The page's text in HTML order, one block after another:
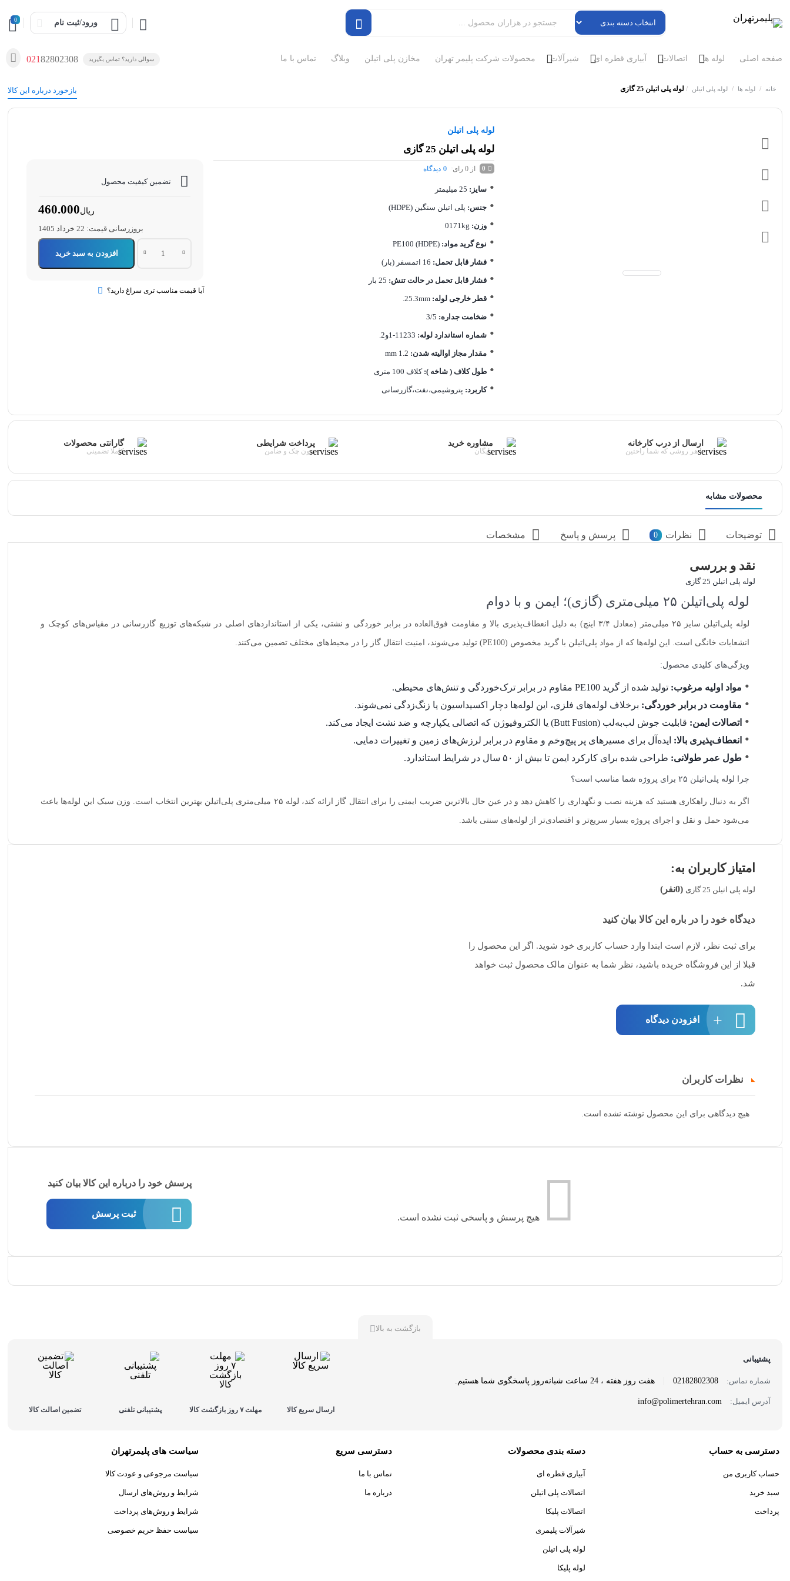
ورود/ثبت نام 0
صفحه اصلی لوله ها اتصالات آبیاری قطره ای شیرآلات محصولات شرکت پلیمر تهران مخازن پلی اتیلن وبلاگ تماس با ما سوالی دارید؟ تماس بگیرید 02182802308
بازخورد درباره این کالا خانه / لوله ها / لوله پلی اتیلن / لوله پلی اتیلن 25 گازی
لوله پلی اتیلن
لوله پلی اتیلن 25 گازی
0 از 0 رای 0 دیدگاه
سایز:
جنس: پلی اتیلن سنگین (HDPE)
وزن:
نوع گرید مواد: PE100 (HDPE)
فشار قابل تحمل:
فشار قابل تحمل در حالت تنش:
قطر خارجی لوله: 25.3mm.
ضخامت جداره:
شماره استاندارد لوله:
مقدار مجاز اوالیته شدن:
طول کلاف ( شاخه ): کلاف 100 متری
کاربرد: پتروشیمی،نفت،گازرسانی
تضمین کیفیت محصول
ریال460.000
بروزرسانی قیمت: 22 خرداد 1405
لوله
گازی
quantity
افزودن به سبد خرید
آیا قیمت مناسب تری سراغ دارید؟
ارسال از درب کارخانه
با هر روشی که شما راحتین
مشاوره خرید
رایگان
پرداخت شرایطی
بدون چک و ضامن
گارانتی محصولات
کاملا تضمینی
محصولات مشابه
توضیحات نظرات 0 پرسش و پاسخ مشخصات
نقد و بررسی
لوله پلی اتیلن 25 گازی
لوله پلی‌اتیلن ۲۵ میلی‌متری (گازی)؛ ایمن و با دوام
لوله پلی‌اتیلن سایز ۲۵ میلی‌متر (معادل ۳/۴ اینچ) به دلیل انعطاف‌پذیری بالا و مقاومت فوق‌العاده در برابر خوردگی و نشتی، یکی از استانداردهای اصلی در شبکه‌های توزیع گازرسانی در مقیاس‌های کوچک و
انشعابات خانگی است. این لوله‌ها که از مواد پلی‌اتیلن با گرید مخصوص (PE100) تولید می‌شوند، امنیت انتقال گاز را در محیط‌های مختلف تضمین می‌کنند.
ویژگی‌های کلیدی محصول:
مواد اولیه مرغوب: تولید شده از گرید PE100 مقاوم در برابر ترک‌خوردگی و تنش‌های محیطی.
مقاومت در برابر خوردگی: برخلاف لوله‌های فلزی، این لوله‌ها دچار اکسیداسیون یا زنگ‌زدگی نمی‌شوند.
اتصالات ایمن: قابلیت جوش لب‌به‌لب (Butt Fusion) یا الکتروفیوژن که اتصالی یکپارچه و ضد نشت ایجاد می‌کند.
انعطاف‌پذیری بالا: ایده‌آل برای مسیرهای پر پیچ‌وخم و مقاوم در برابر لرزش‌های زمین و تغییرات دمایی.
طول عمر طولانی: طراحی شده برای کارکرد ایمن تا بیش از ۵۰ سال در شرایط استاندارد.
چرا لوله پلی‌اتیلن ۲۵ برای پروژه شما مناسب است؟
اگر به دنبال راهکاری هستید که هزینه نصب و نگهداری را کاهش دهد و در عین حال بالاترین ضریب ایمنی را برای انتقال گاز ارائه کند، لوله ۲۵ میلی‌متری پلی‌اتیلن بهترین انتخاب است. وزن سبک این لوله‌ها باعث
می‌شود حمل و نقل و اجرای پروژه بسیار سریع‌تر و اقتصادی‌تر از لوله‌های سنتی باشد.
امتیاز کاربران به:
لوله پلی اتیلن 25 گازی (0نفر)
دیدگاه خود را در باره این کالا بیان کنید
برای ثبت نظر، لازم است ابتدا وارد حساب کاربری خود شوید. اگر این محصول را
قبلا از این فروشگاه خریده باشید، نظر شما به عنوان مالک محصول ثبت خواهد
شد.
افزودن دیدگاه
نظرات کاربران
هیچ دیدگاهی برای این محصول نوشته نشده است.
هیچ پرسش و پاسخی ثبت نشده است.
پرسش خود را درباره این کالا بیان کنید
ثبت پرسش
بازگشت به بالا
پشتیبانی
شماره تماس: 02182802308 هفت روز هفته ، 24 ساعت شبانه‌روز پاسخگوی شما هستیم.
آدرس ایمیل: info@polimertehran.com
ارسال سریع کالا مهلت ۷ روز بازگشت کالا پشتیبانی تلفنی تضمین اصالت کالا
دسترسی به حساب
حساب کاربری من
سبد خرید
پرداخت
دسته بندی محصولات
آبیاری قطره ای
اتصالات پلی اتیلن
اتصالات پلیکا
شیرآلات پلیمری
لوله پلی اتیلن
لوله پلیکا
دسترسی سریع
تماس با ما
درباره ما
سیاست های پلیمرتهران
سیاست مرجوعی و عودت کالا
شرایط و روش‌های ارسال
شرایط و روش‌های پرداخت
سیاست حفظ حریم خصوصی